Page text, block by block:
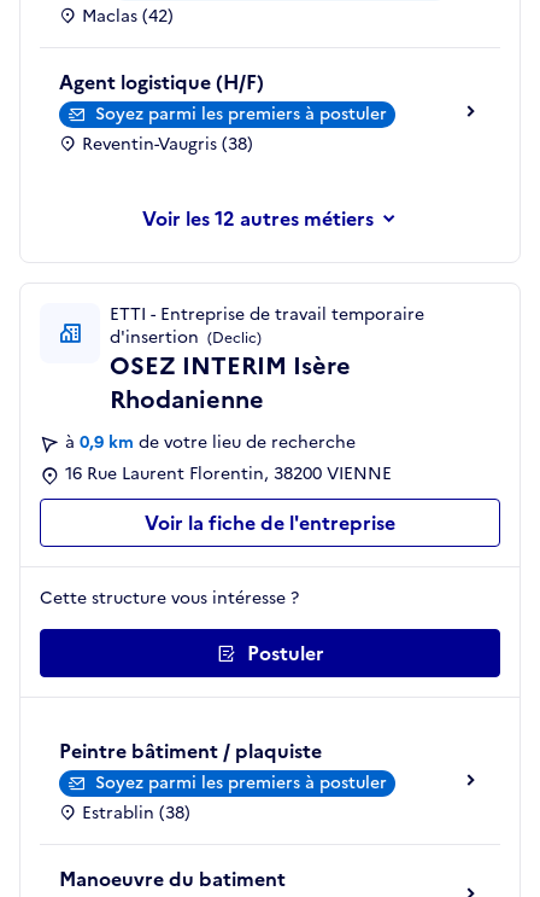
Maclas (42)
Agent logistique (H/F)
Soyez parmi les premiers à postuler
Reventin-Vaugris (38)
les 12 autres métiers
ETTI - Entreprise de travail temporaire
d'insertion (Declic)
OSEZ INTERIM Isère
Rhodanienne
à 0,9 km de votre lieu de recherche
16 Rue Laurent Florentin, 38200 VIENNE
Voir la fiche de l'entreprise
Cette structure vous intéresse ?
Postuler
Peintre bâtiment / plaquiste
Soyez parmi les premiers à postuler
Estrablin (38)
Manoeuvre du batiment